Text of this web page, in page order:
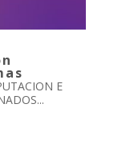
E